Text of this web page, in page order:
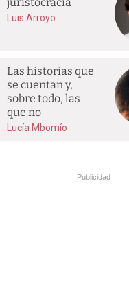
Luis Arroyo
Las historias que
se cuentan y,
sobre todo, las
que no
Lucía Mbomío
Publicidad